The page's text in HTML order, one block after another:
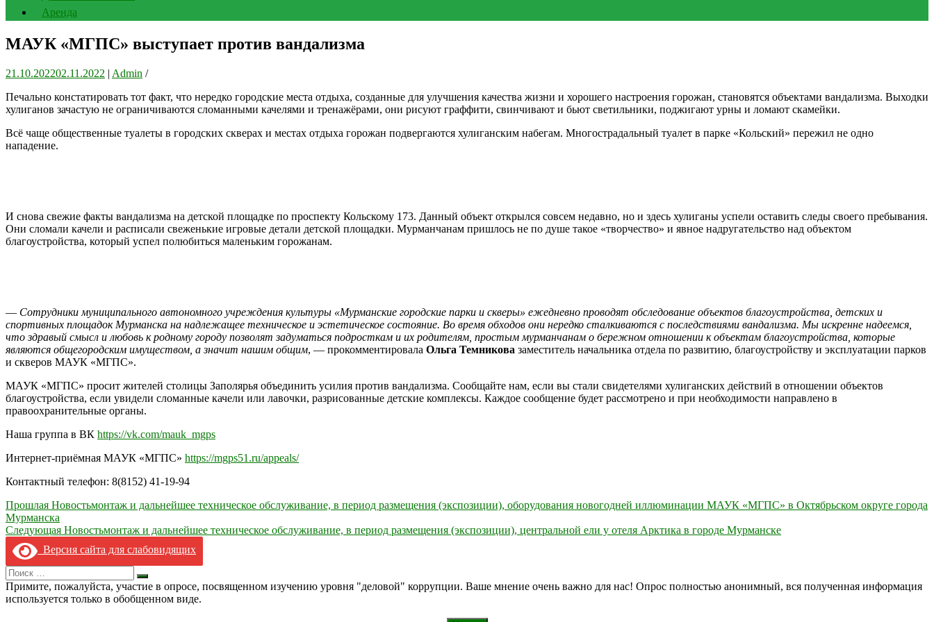
Аренда
МАУК «МГПС» выступает против вандализма
21.10.202202.11.2022 | Admin /
Печально констатировать тот факт, что нередко городские места отдыха, созданные для улучшения качества жизни и хорошего настроения горожан, становятся объектами вандализма. Выходки
хулиганов зачастую не ограничиваются сломанными качелями и тренажёрами, они рисуют граффити, свинчивают и бьют светильники, поджигают урны и ломают скамейки.
Всё чаще общественные туалеты в городских скверах и местах отдыха горожан подвергаются хулиганским набегам. Многострадальный туалет в парке «Кольский» пережил не одно
нападение.
И снова свежие факты вандализма на детской площадке по проспекту Кольскому 173. Данный объект открылся совсем недавно, но и здесь хулиганы успели оставить следы своего пребывания.
Они сломали качели и расписали свеженькие игровые детали детской площадки. Мурманчанам пришлось не по душе такое «творчество» и явное надругательство над объектом
благоустройства, который успел полюбиться маленьким горожанам.
— Сотрудники муниципального автономного учреждения культуры «Мурманские городские парки и скверы» ежедневно проводят обследование объектов благоустройства, детских и
спортивных площадок Мурманска на надлежащее техническое и эстетическое состояние. Во время обходов они нередко сталкиваются с последствиями вандализма. Мы искренне надеемся,
что здравый смысл и любовь к родному городу позволят задуматься подросткам и их родителям, простым мурманчанам о бережном отношении к объектам благоустройства, которые
являются общегородским имуществом, а значит нашим общим, — прокомментировала Ольга Темникова заместитель начальника отдела по развитию, благоустройству и эксплуатации парков
и скверов МАУК «МГПС».
МАУК «МГПС» просит жителей столицы Заполярья объединить усилия против вандализма. Сообщайте нам, если вы стали свидетелями хулиганских действий в отношении объектов
благоустройства, если увидели сломанные качели или лавочки, разрисованные детские комплексы. Каждое сообщение будет рассмотрено и при необходимости направлено в
правоохранительные органы.
Наша группа в ВК https://vk.com/mauk_mgps
Интернет-приёмная МАУК «МГПС» https://mgps51.ru/appeals/
Контактный телефон: 8(8152) 41-19-94
Навигация
по
записям
Прошлая Новостьмонтаж и дальнейшее техническое обслуживание, в период размещения (экспозиции), оборудования новогодней иллюминации МАУК «МГПС» в Октябрьском округе города
Мурманска
Следующая Новостьмонтаж и дальнейшее техническое обслуживание, в период размещения (экспозиции), центральной ели у отеля Арктика в городе Мурманске
Версия сайта для слабовидящих
Search
for:
Искать
Примите, пожалуйста, участие в опросе, посвященном изучению уровня "деловой" коррупции. Ваше мнение очень важно для нас! Опрос полностью анонимный, вся полученная информация
используется только в обобщенном виде.